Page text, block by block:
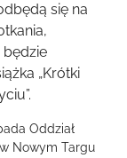
się na
„Krótki
Oddział
Nowym Targu